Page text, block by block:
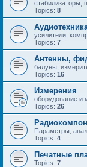
стабилизаторы,
Topics: 8
усилители,
Topics: 7
Антенны,
балуны,
Topics: 16
Измерения
оборудование и
Topics: 26
Параметры,
Topics: 4
Печатные
Topics: 7